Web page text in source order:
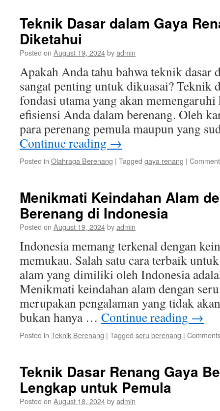
Teknik Dasar dalam Gaya
Diketahui
Posted on August 19, 2024byadmin
Apakah Anda tahu bahwa teknik dasar
sangat penting untuk dikuasai? Teknik
fondasi utama yang akan memengaruhi
efisiensi Anda dalam berenang. Oleh
para perenang pemula maupun yang
Continue reading →
Posted in Olahraga Berenang | Tagged gaya renang |
Menikmati Keindahan Alam
Berenang di Indonesia
Posted on August 19, 2024byadmin
Indonesia memang terkenal dengan
memukau. Salah satu cara terbaik
alam yang dimiliki oleh Indonesia
Menikmati keindahan alam dengan
merupakan pengalaman yang tidak
bukan hanya … Continue reading →
Posted in Teknik Berenang | Tagged seru berenang |
Teknik Dasar Renang Gaya
Lengkap untuk Pemula
Posted on August 18, 2024byadmin